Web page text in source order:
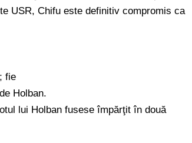
USR, Chifu este definitiv compromis ca
fie
Holban.
lui Holban fusese împărţit în două